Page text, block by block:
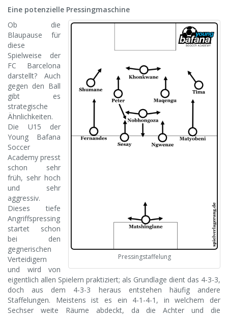
Eine potenzielle Pressingmaschine
Pressingstaffelung
Ob die
Blaupause für
diese
Spielweise der
FC Barcelona
darstellt? Auch
gegen den Ball
gibt es
strategische
Ähnlichkeiten.
Die U15 der
Young Bafana
Soccer
Academy presst
schon sehr
früh, sehr hoch
und sehr
aggressiv.
Dieses tiefe
Angriffspressing
startet schon
bei den
gegnerischen
Verteidigern
und wird von
eigentlich allen Spielern praktiziert; als Grundlage dient das 4-3-3,
doch aus dem 4-3-3 heraus entstehen häufig andere
Staffelungen. Meistens ist es ein 4-1-4-1, in welchem der
Sechser weite Räume abdeckt, da die Achter und die